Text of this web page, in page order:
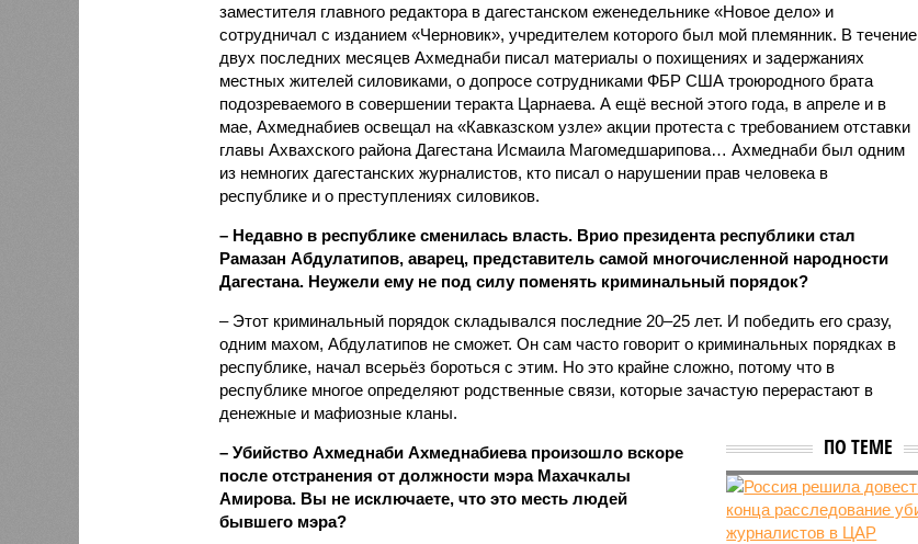
заместителя главного редактора в дагестанском еженедельнике «Новое дело» и
сотрудничал с изданием «Черновик», учредителем которого был мой племянник. В течение
двух последних месяцев Ахмеднаби писал материалы о похищениях и задержаниях
местных жителей силовиками, о допросе сотрудниками ФБР США троюродного брата
подозреваемого в совершении теракта Царнаева. А ещё весной этого года, в апреле и в
мае, Ахмеднабиев освещал на «Кавказском узле» акции протеста с требованием отставки
главы Ахвахского района Дагестана Исмаила Магомедшарипова… Ахмеднаби был одним
из немногих дагестанских журналистов, кто писал о нарушении прав человека в
республике и о преступлениях силовиков.
– Недавно в республике сменилась власть. Врио президента республики стал
Рамазан Абдулатипов, аварец, представитель самой многочисленной народности
Дагестана. Неужели ему не под силу поменять криминальный порядок?
– Этот криминальный порядок складывался последние 20–25 лет. И победить его сразу,
одним махом, Абдулатипов не сможет. Он сам часто говорит о криминальных порядках в
республике, начал всерьёз бороться с этим. Но это крайне сложно, потому что в
республике многое определяют родственные связи, которые зачастую перерастают в
денежные и мафиозные кланы.
ПО ТЕМЕ
– Убийство Ахмеднаби Ахмеднабиева произошло вскоре
после отстранения от должности мэра Махачкалы
Амирова. Вы не исключаете, что это месть людей
бывшего мэра?